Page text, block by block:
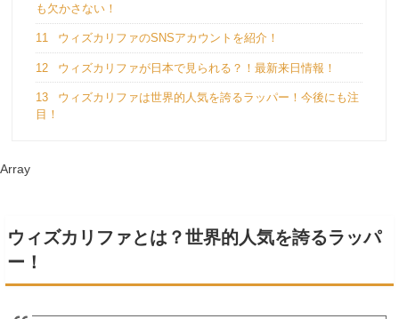
も欠かさない！
11 ウィズカリファのSNSアカウントを紹介！
12 ウィズカリファが日本で見られる？！最新来日情報！
13
ウィズカリファは世界的人気を誇るラッパー！今後にも注
目！
Array
ウィズカリファとは？世界的人気を誇るラッパ
ー！